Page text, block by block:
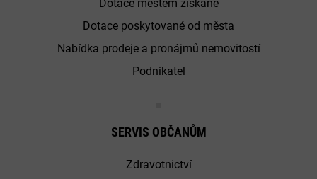
Dotace městem získané
Dotace poskytované od města
Nabídka prodeje a pronájmů nemovitostí
Podnikatel
SERVIS OBČANŮM
Zdravotnictví